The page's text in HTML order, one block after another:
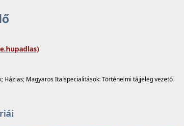
Házias; Magyaros Italspecialitások: Történelmi tájjeleg vezető